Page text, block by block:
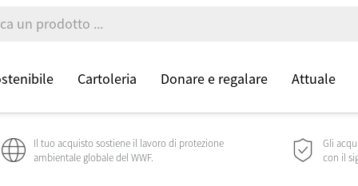
Cartoleria Donare e regalare Attuale
Il tuo acquisto sostiene il lavoro di protezione
ambientale globale del WWF.
Gli
con il